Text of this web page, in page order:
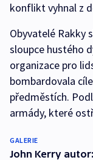
konflikt vyhnal z
Obyvatelé Rakky
sloupce hustého
organizace pro
bombardovala
předměstích.
armády, které
GALERIE
John Kerry